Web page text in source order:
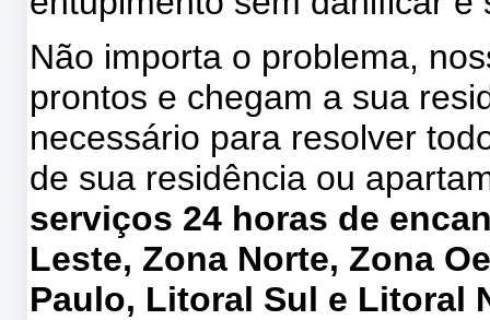
Não importa o problema,
prontos e chegam a sua
necessário para resolver
de sua residência ou
serviços 24 horas de
Leste, Zona Norte, Zona
Paulo, Litoral Sul e Litoral